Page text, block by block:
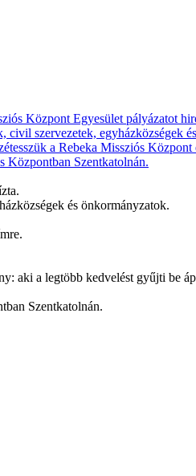
és önkormányzatok.
aki a legtöbb kedvelést gyűjti be
Szentkatolnán.